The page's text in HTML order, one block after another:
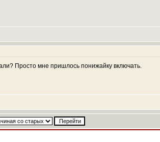
Просто мне пришлось понижайку включать.